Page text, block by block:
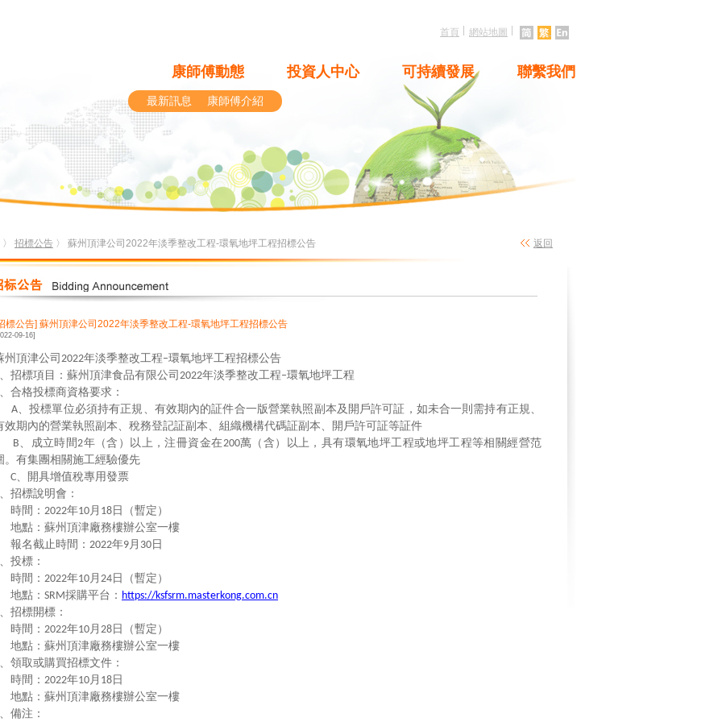
首頁 網站地圖
康師傅動態 投資人中心 可持續發展 聯繫我們
最新訊息 康師傅介紹
〉 招標公告 〉 蘇州頂津公司2022年淡季整改工程-環氧地坪工程招標公告 返回
標公告] 蘇州頂津公司2022年淡季整改工程-環氧地坪工程招標公告
09-16]
州頂津公司 2022年淡季整改工程–環氧地坪工程招標公告
、招標項目：蘇州頂津食品有限公司 2022年淡季整改工程–環氧地坪工程
、合格投標商資格要求：
A、投標單位必須持有正規、有效期內的証件合一版營業執照副本及開戶許可証，如未合一則需持有正規、
效期內的營業執照副本、稅務登記証副本、組織機構代碼証副本、開戶許可証等証件
B、成立時間2年（含）以上，注冊資金在200萬（含）以上，具有環氧地坪工程或地坪工程等相關經營范
。有集團相關施工經驗優先
C、開具增值稅專用發票
、招標說明會：
時間： 2022年10月 18 日（暫定）
地點：蘇州頂津廠務樓辦公室一樓
報名截止時間： 2022年9月 30 日
、投標：
時間： 2022年10月 24 日（暫定）
地點： SRM採購平台： https://ksfsrm.masterkong.com.cn
、招標開標：
時間： 2022年10月 28 日（暫定）
地點：蘇州頂津廠務樓辦公室一樓
、領取或購買招標文件：
時間： 2022年10月 18 日
地點：蘇州頂津廠務樓辦公室一樓
、備注：